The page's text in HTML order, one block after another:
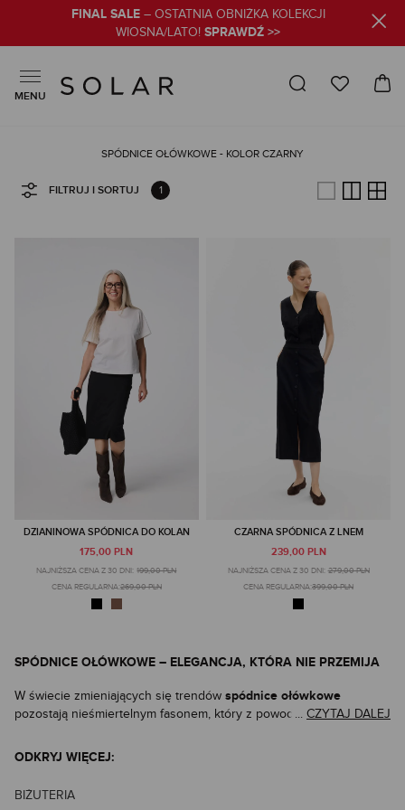
FINAL SALE– OSTATNIA OBNIŻKA KOLEKCJI
WIOSNA/LATO! SPRAWDŹ >>
MENU
SPÓDNICE OŁÓWKOWE - KOLOR CZARNY
FILTRUJ I SORTUJ 1
DZIANINOWA SPÓDNICA DO KOLAN
175,00 PLN
NAJNIŻSZA CENA Z 30 DNI: 199,00 PLN
CENA REGULARNA:269,00 PLN
CZARNA SPÓDNICA Z LNEM
239,00 PLN
NAJNIŻSZA CENA Z 30 DNI: 279,00 PLN
CENA REGULARNA:399,00 PLN
SPÓDNICE OŁÓWKOWE – ELEGANCJA, KTÓRA NIE PRZEMIJA
W świecie zmieniających się trendów spódnice ołówkowe
pozostają nieśmiertelnym fasonem, który z powodzeniem
dopasowanie do sylwetki, podkreślona
połowy kolan
krój, który z równą siłą oddaje profesjonalizm w biurze, jak i
... CZYTAJ DALEJ
ODKRYJ WIĘCEJ:
BIŻUTERIA